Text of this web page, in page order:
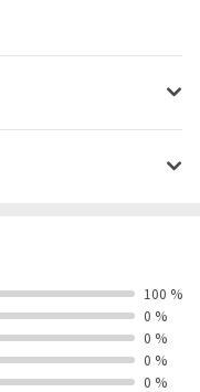
100 %
0 %
0 %
0 %
0 %